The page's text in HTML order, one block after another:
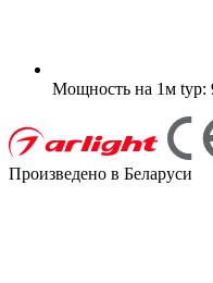
Мощность на 1м typ:
Произведено в Беларуси